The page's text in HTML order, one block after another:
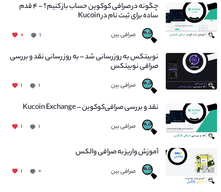
چگونه در صرافی کوکوین حساب باز کنیم؟ - ۴ قدم
ساده برای ثبت نام در Kucoin
صرافی بین ۱ ۰
نوبیتکس به روزرسانی شد – به روز رسانی نقد و بررسی
صرافی نوبیتکس
صرافی بین ۱ ۱
نقد و بررسی صرافی‌کوکوین – Kucoin Exchange
صرافی بین ۱ ۱
آموزش واریز به صرافی والکس
صرافی بین ۰ ۱